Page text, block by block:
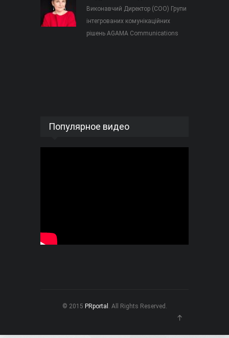
Виконавчий Директор (COO) Групи
інтегрованих комунікаційних
рішень AGAMA Communications
Популярное видео
© 2015 PRportal . All Rights Reserved.